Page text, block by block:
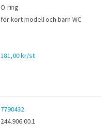
O-ring
för kort modell och barn WC
181,00 kr/st
7790432
244.906.00.1